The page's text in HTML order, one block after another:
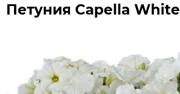
Петуния Capella White